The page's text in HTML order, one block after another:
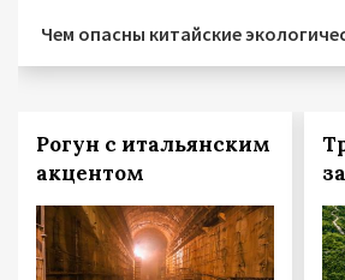
Чем опасны китайские
Рогун с итальянским
акцентом